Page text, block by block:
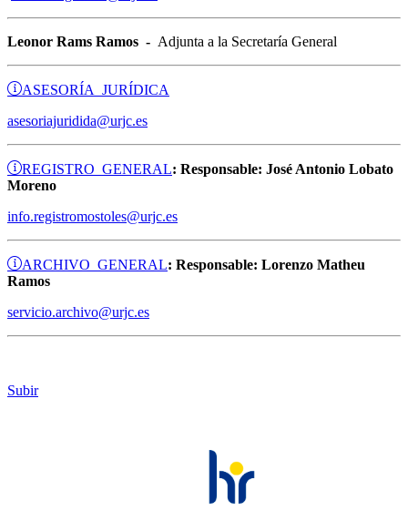
Leonor Rams Ramos - Adjunta a la Secretaría General
ASESORÍA JURÍDICA
asesoriajuridida@urjc.es
REGISTRO GENERAL: Responsable: José Antonio Lobato
Moreno
info.registromostoles@urjc.es
ARCHIVO GENERAL: Responsable: Lorenzo Matheu
Ramos
servicio.archivo@urjc.es
Subir